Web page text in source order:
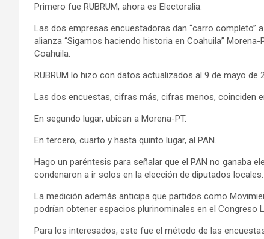
Primero fue RUBRUM, ahora es Electoralia.
Las dos empresas encuestadoras dan “carro completo”
alianza “Sigamos haciendo historia en Coahuila”
Coahuila.
RUBRUM lo hizo con datos actualizados al 9 de mayo de
Las dos encuestas, cifras más, cifras menos, coinciden
En segundo lugar, ubican a Morena-PT.
En tercero, cuarto y hasta quinto lugar, al PAN.
Hago un paréntesis para señalar que el PAN no ganaba
condenaron a ir solos en la elección de diputados locales.
La medición además anticipa que partidos como
podrían obtener espacios plurinominales en el Congreso
Para los interesados, este fue el método de las